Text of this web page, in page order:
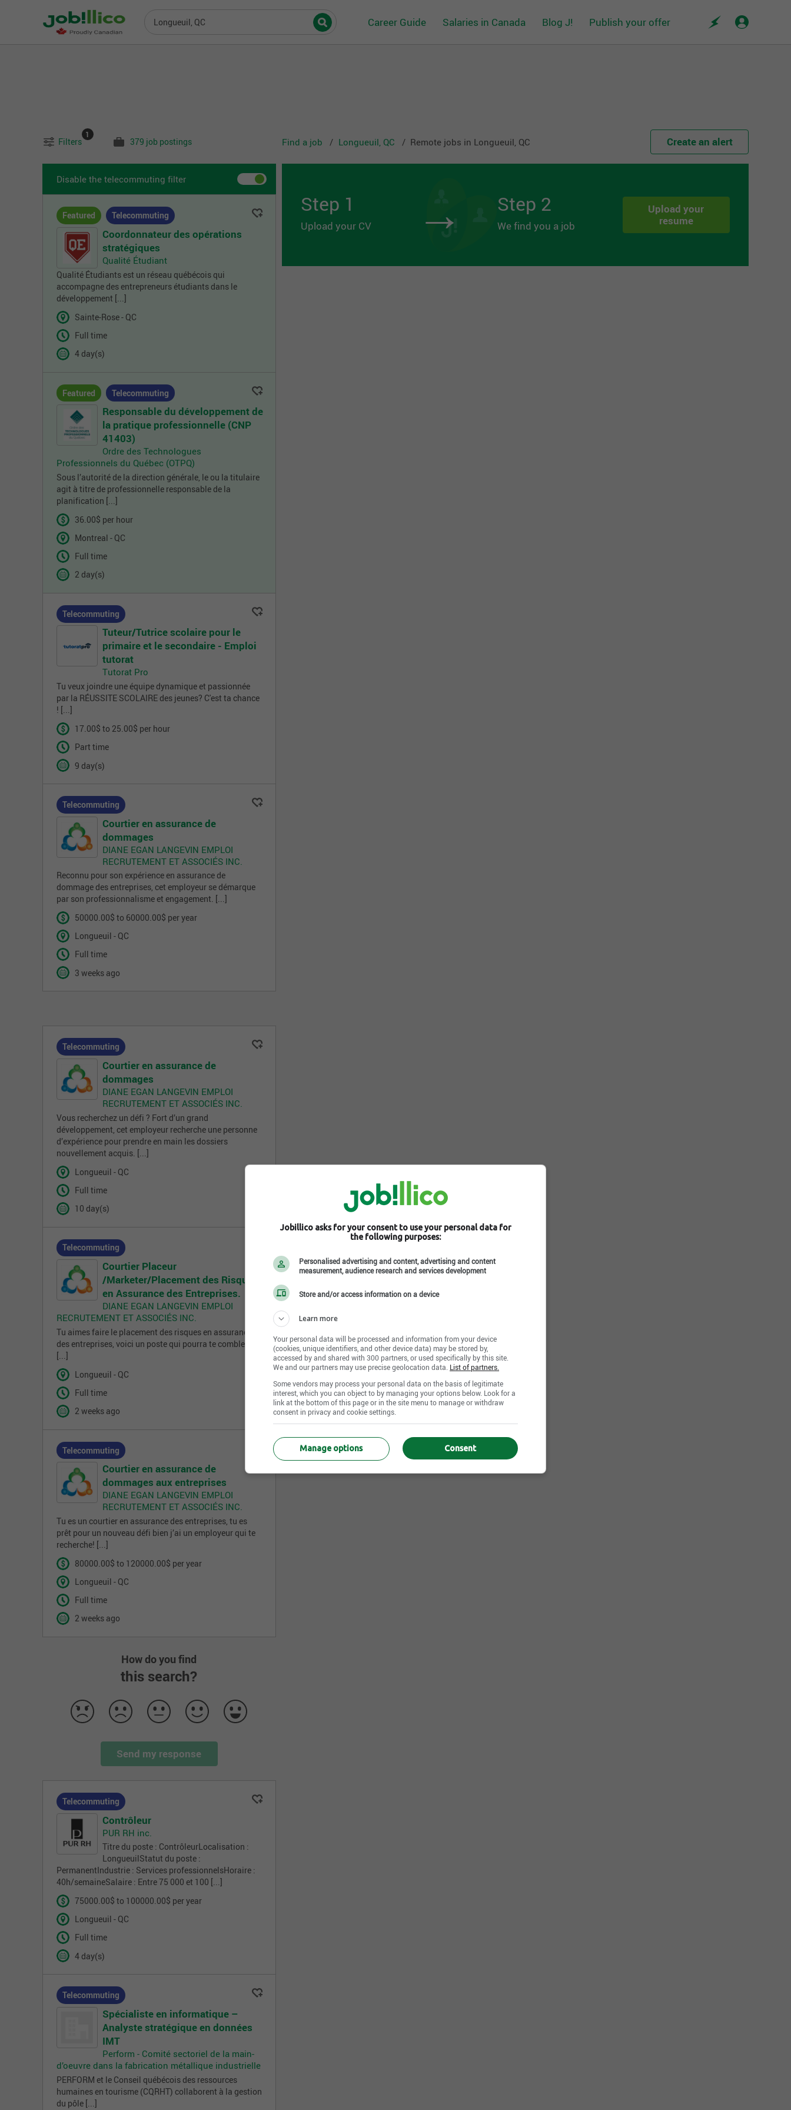
Longueuil, QC Career Guide Salaries in Canada Blog J! Publish your offer
Filters
1
379 job postings Find a job Longueuil, QC Remote jobs in Longueuil, QC Create an alert
Disable the telecommuting filter
Featured Telecommuting
Coordonnateur des opérations
stratégiques
Qualité Étudiant
Qualité Étudiants est un réseau québécois qui
accompagne des entrepreneurs étudiants dans le
développement [...]
Sainte-Rose - QC
Full time
4 day(s)
Featured Telecommuting
Responsable du développement de
la pratique professionnelle (CNP
41403)
Ordre des Technologues
Professionnels du Québec (OTPQ)
Sous l’autorité de la direction générale, le ou la titulaire
agit à titre de professionnelle responsable de la
planification [...]
36.00$ per hour
Montreal - QC
Full time
2 day(s)
Telecommuting
Tuteur/Tutrice scolaire pour le
primaire et le secondaire - Emploi
tutorat
Tutorat Pro
Tu veux joindre une équipe dynamique et passionnée
par la RÉUSSITE SCOLAIRE des jeunes? C'est ta chance
! [...]
17.00$ to 25.00$ per hour
Part time
9 day(s)
Telecommuting
Courtier en assurance de
dommages
DIANE EGAN LANGEVIN EMPLOI
RECRUTEMENT ET ASSOCIÉS INC.
Reconnu pour son expérience en assurance de
dommage des entreprises, cet employeur se démarque
par son professionnalisme et engagement. [...]
50000.00$ to 60000.00$ per year
Longueuil - QC
Full time
3 weeks ago
Telecommuting
Courtier en assurance de
dommages
DIANE EGAN LANGEVIN EMPLOI
RECRUTEMENT ET ASSOCIÉS INC.
Vous recherchez un défi ? Fort d’un grand
développement, cet employeur recherche une personne
d’expérience pour prendre en main les dossiers
nouvellement acquis. [...]
Longueuil - QC
Full time
10 day(s)
Telecommuting
Courtier Placeur
/Marketer/Placement des Risques
en Assurance des Entreprises.
DIANE EGAN LANGEVIN EMPLOI
RECRUTEMENT ET ASSOCIÉS INC.
Tu aimes faire le placement des risques en assurance
des entreprises, voici un poste qui pourra te combler !
[...]
Longueuil - QC
Full time
2 weeks ago
Telecommuting
Courtier en assurance de
dommages aux entreprises
DIANE EGAN LANGEVIN EMPLOI
RECRUTEMENT ET ASSOCIÉS INC.
Tu es un courtier en assurance des entreprises, tu es
prêt pour un nouveau défi bien j’ai un employeur qui te
recherche! [...]
80000.00$ to 120000.00$ per year
Longueuil - QC
Full time
2 weeks ago
How do you find
this search?
Send my response
Telecommuting
Contrôleur
PUR RH inc.
Titre du poste : ContrôleurLocalisation :
LongueuilStatut du poste :
PermanentIndustrie : Services professionnelsHoraire :
40h/semaineSalaire : Entre 75 000 et 100 [...]
75000.00$ to 100000.00$ per year
Longueuil - QC
Full time
4 day(s)
Telecommuting
Spécialiste en informatique –
Analyste stratégique en données
IMT
Perform - Comité sectoriel de la main-
d’oeuvre dans la fabrication métallique industrielle
PERFORM et le Conseil québécois des ressources
humaines en tourisme (CQRHT) collaborent à la gestion
du pôle [...]
Step 1
Upload your CV → Step 2
We find you a job
Upload your
resume
Jobillico asks for your consent to use your personal data for
the following purposes:
Personalised advertising and content, advertising and content
measurement, audience research and services development
Store and/or access information on a device
Learn more
Your personal data will be processed and information from your device
(cookies, unique identifiers, and other device data) may be stored by,
accessed by and shared with 300 partners, or used specifically by this site.
We and our partners may use precise geolocation data. List of partners.
Some vendors may process your personal data on the basis of legitimate
interest, which you can object to by managing your options below. Look for a
link at the bottom of this page or in the site menu to manage or withdraw
consent in privacy and cookie settings.
Consent
Manage options